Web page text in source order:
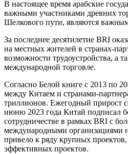
В настоящее время арабские
важными участниками древних
Шелкового пути, являются
За последнее десятилетие BRI
на местных жителей в странах-
возможности трудоустройства, а
международной торговле.
Согласно Белой книге с 2013 по
между Китаем и странами-
триллионов. Ежегодный прирост
июню 2023 года Китай подписал
сотрудничестве в рамках BRI с
международными организациями
привело к ряду крупных
эффективных проектов.